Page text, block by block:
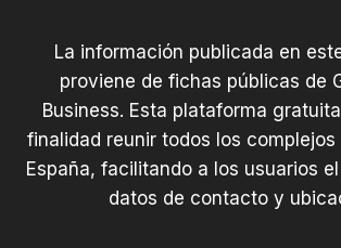
La información publicada en
proviene de fichas públicas de
Business. Esta plataforma
finalidad reunir todos los
España, facilitando a los usuarios
datos de contacto y